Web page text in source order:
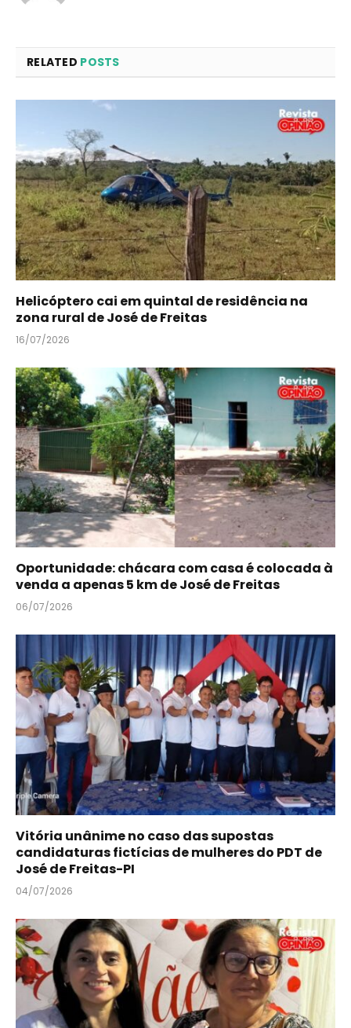
RELATED POSTS
Helicóptero cai em quintal de residência na
zona rural de José de Freitas
16/07/2026
Oportunidade: chácara com casa é colocada à
venda a apenas 5 km de José de Freitas
06/07/2026
Vitória unânime no caso das supostas
candidaturas fictícias de mulheres do PDT de
José de Freitas-PI
04/07/2026